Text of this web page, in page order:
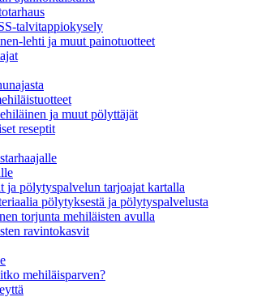
talvitappiokysely
lehti ja muut painotuotteet
ja muut pölyttäjät
reseptit
ja pölytyspalvelun tarjoajat kartalla
pölytyksestä ja pölytyspalvelusta
torjunta mehiläisten avulla
ravintokasvit
mehiläisparven?